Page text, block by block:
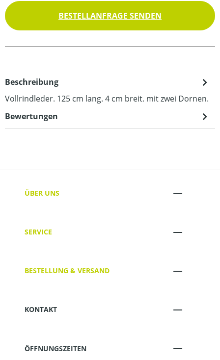
BESTELLANFRAGE SENDEN
Beschreibung
Vollrindleder. 125 cm lang. 4 cm breit. mit zwei Dornen.
Bewertungen
ÜBER UNS
SERVICE
BESTELLUNG & VERSAND
KONTAKT
ÖFFNUNGSZEITEN